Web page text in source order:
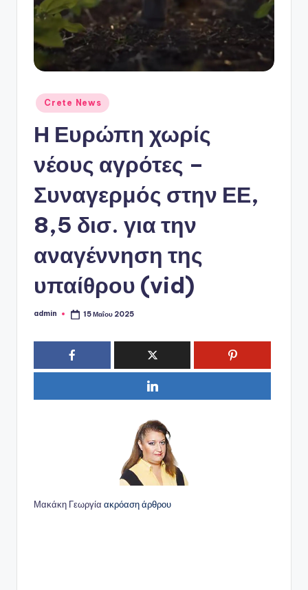
o
Αναρτήθηκε
σε
Crete News
Η Ευρώπη χωρίς
νέους αγρότες –
Συναγερμός στην ΕΕ,
8,5 δισ. για την
αναγέννηση της
υπαίθρου (vid)
Συγγραφέας:
admin 15 Μαΐου 2025
Μακάκη Γεωργία ακρόαση άρθρου